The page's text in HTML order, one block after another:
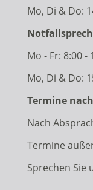
Mo, Di & Do:
Mo - Fr: 8:00 -
Mo, Di & Do:
Termine
Nach
Termine
Sprechen Sie